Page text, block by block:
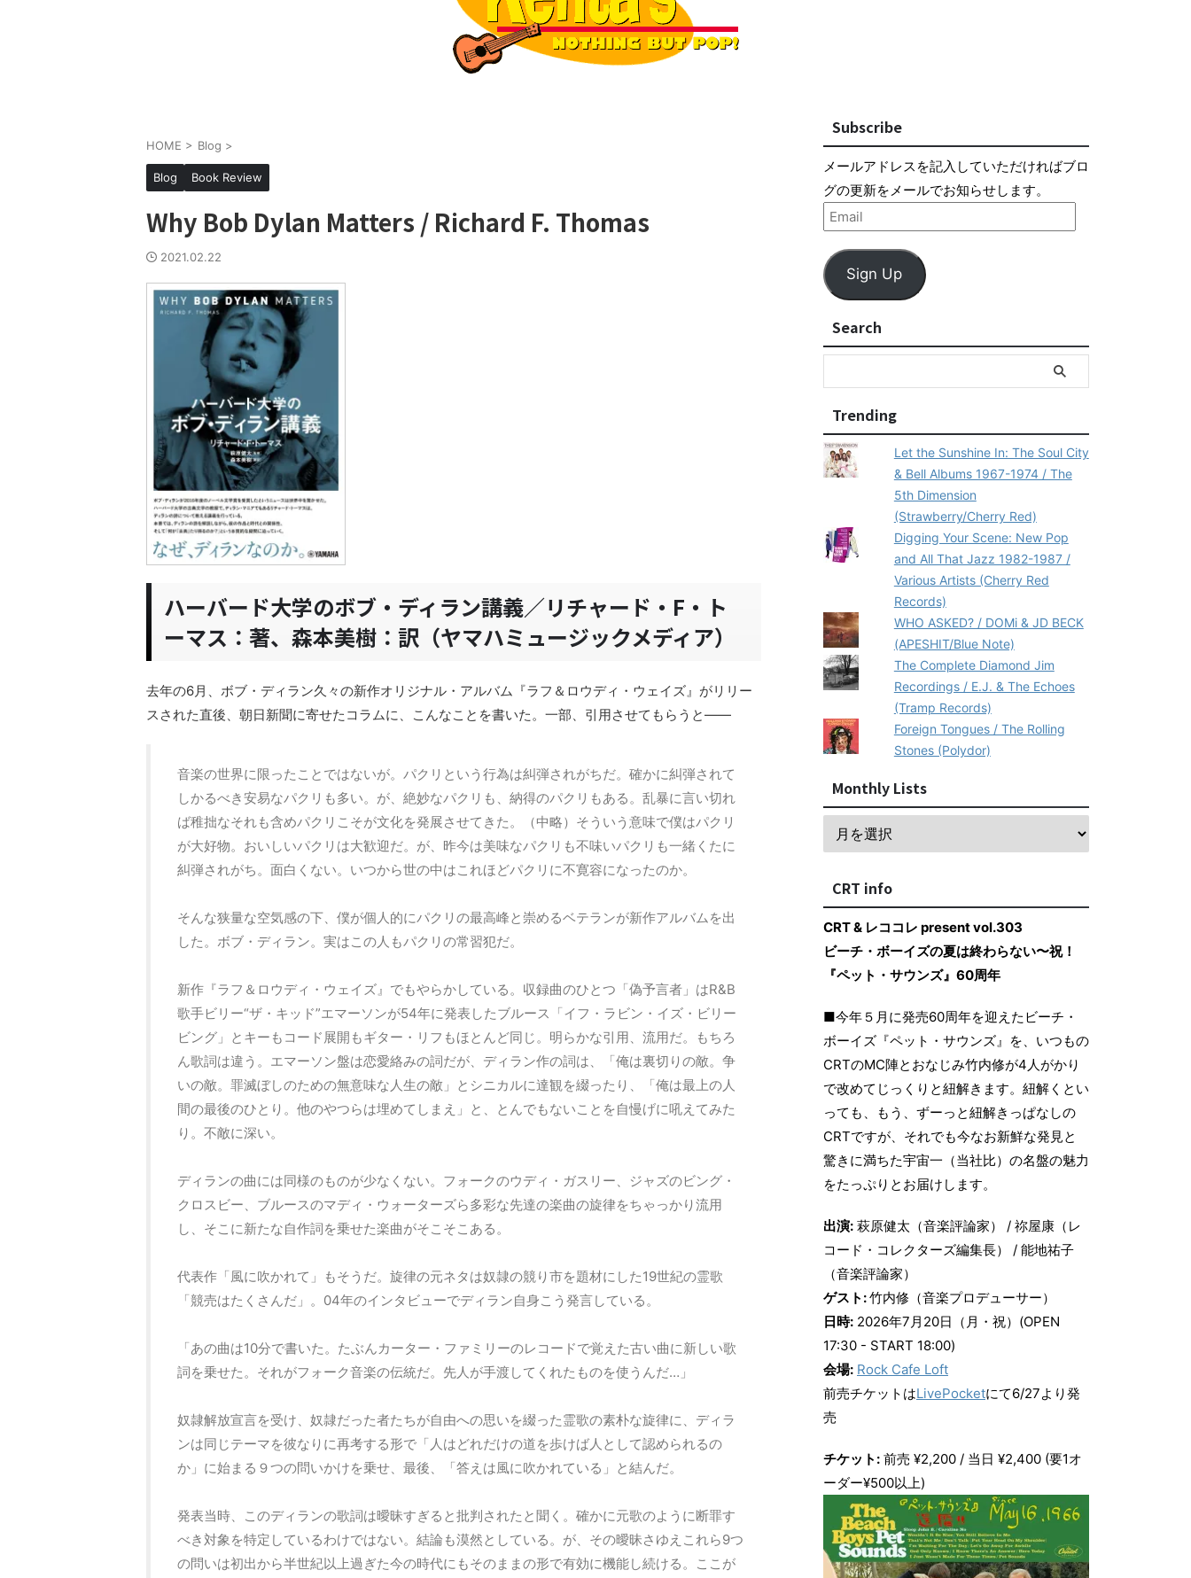
HOME > Blog >
Blog Book Review
Why Bob Dylan Matters / Richard F. Thomas
2021.02.22
ハーバード大学のボブ・ディラン講義／リチャード・F・ト
ーマス：著、森本美樹：訳（ヤマハミュージックメディア）
去年の6月、ボブ・ディラン久々の新作オリジナル・アルバム『ラフ＆ロウディ・ウェイズ』がリリー
スされた直後、朝日新聞に寄せたコラムに、こんなことを書いた。一部、引用させてもらうと——
音楽の世界に限ったことではないが。パクリという行為は糾弾されがちだ。確かに糾弾されて
しかるべき安易なパクリも多い。が、絶妙なパクリも、納得のパクリもある。乱暴に言い切れ
ば稚拙なそれも含めパクリこそが文化を発展させてきた。（中略）そういう意味で僕はパクリ
が大好物。おいしいパクリは大歓迎だ。が、昨今は美味なパクリも不味いパクリも一緒くたに
糾弾されがち。面白くない。いつから世の中はこれほどパクリに不寛容になったのか。
そんな狭量な空気感の下、僕が個人的にパクリの最高峰と崇めるベテランが新作アルバムを出
した。ボブ・ディラン。実はこの人もパクリの常習犯だ。
新作『ラフ＆ロウディ・ウェイズ』でもやらかしている。収録曲のひとつ「偽予言者」はR&B
歌手ビリー“ザ・キッド”エマーソンが54年に発表したブルース「イフ・ラビン・イズ・ビリー
ビング」とキーもコード展開もギター・リフもほとんど同じ。明らかな引用、流用だ。もちろ
ん歌詞は違う。エマーソン盤は恋愛絡みの詞だが、ディラン作の詞は、「俺は裏切りの敵。争
いの敵。罪滅ぼしのための無意味な人生の敵」とシニカルに達観を綴ったり、「俺は最上の人
間の最後のひとり。他のやつらは埋めてしまえ」と、とんでもないことを自慢げに吼えてみた
り。不敵に深い。
ディランの曲には同様のものが少なくない。フォークのウディ・ガスリー、ジャズのビング・
クロスビー、ブルースのマディ・ウォーターズら多彩な先達の楽曲の旋律をちゃっかり流用
し、そこに新たな自作詞を乗せた楽曲がそこそこある。
代表作「風に吹かれて」もそうだ。旋律の元ネタは奴隷の競り市を題材にした19世紀の霊歌
「競売はたくさんだ」。04年のインタビューでディラン自身こう発言している。
「あの曲は10分で書いた。たぶんカーター・ファミリーのレコードで覚えた古い曲に新しい歌
詞を乗せた。それがフォーク音楽の伝統だ。先人が手渡してくれたものを使うんだ…」
奴隷解放宣言を受け、奴隷だった者たちが自由への思いを綴った霊歌の素朴な旋律に、ディラ
ンは同じテーマを彼なりに再考する形で「人はどれだけの道を歩けば人として認められるの
か」に始まる９つの問いかけを乗せ、最後、「答えは風に吹かれている」と結んだ。
発表当時、このディランの歌詞は曖昧すぎると批判されたと聞く。確かに元歌のように断罪す
べき対象を特定しているわけではない。結論も漠然としている。が、その曖昧さゆえこれら9つ
の問いは初出から半世紀以上過ぎた今の時代にもそのままの形で有効に機能し続ける。ここが
Subscribe
メールアドレスを記入していただければブロ
グの更新をメールでお知らせします。
Sign Up
Search
Trending
Let the Sunshine In: The Soul City
& Bell Albums 1967-1974 / The
5th Dimension
(Strawberry/Cherry Red)
Digging Your Scene: New Pop
and All That Jazz 1982-1987 /
Various Artists (Cherry Red
Records)
WHO ASKED? / DOMi & JD BECK
(APESHIT/Blue Note)
The Complete Diamond Jim
Recordings / E.J. & The Echoes
(Tramp Records)
Foreign Tongues / The Rolling
Stones (Polydor)
Monthly Lists
CRT info
CRT & レココレ present vol.303
ビーチ・ボーイズの夏は終わらない〜祝！
『ペット・サウンズ』60周年
■今年５月に発売60周年を迎えたビーチ・
ボーイズ『ペット・サウンズ』を、いつもの
CRTのMC陣とおなじみ竹内修が4人がかり
で改めてじっくりと紐解きます。紐解くとい
っても、もう、ずーっと紐解きっぱなしの
CRTですが、それでも今なお新鮮な発見と
驚きに満ちた宇宙一（当社比）の名盤の魅力
をたっぷりとお届けします。
出演: 萩原健太（音楽評論家） / 祢屋康（レ
コード・コレクターズ編集長） / 能地祐子
（音楽評論家）
ゲスト:竹内修（音楽プロデューサー）
日時: 2026年7月20日（月・祝）(OPEN
17:30 - START 18:00)
会場: Rock Cafe Loft
前売チケットはLivePocketにて6/27より発
売
チケット: 前売 ¥2,200 / 当日 ¥2,400 (要1オ
ーダー¥500以上)